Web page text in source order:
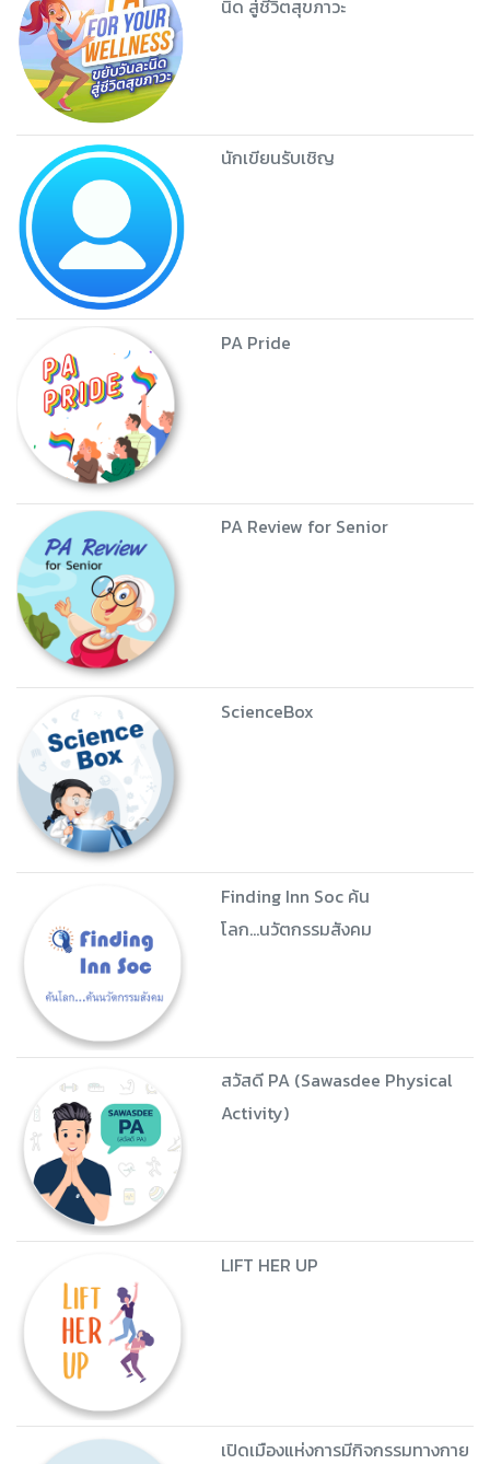
นิด สู่ชีวิตสุขภาวะ
นักเขียนรับเชิญ
PA Pride
PA Review for Senior
ScienceBox
Finding Inn Soc ค้น
โลก...นวัตกรรมสังคม
สวัสดี PA (Sawasdee Physical
Activity)
LIFT HER UP
เปิดเมืองแห่งการมีกิจกรรมทางกาย